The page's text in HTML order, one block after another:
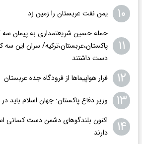
۱۰ یمن نفت عربستان را زمین زد
۱۱
حمله حسین شریعتمداری به پیمان سه
پاکستان،عربستان،ترکیه/ سران این سه
دست داشتند
۱۲ فرار هواپیماها از فرودگاه جده عربستان
۱۳ وزیر دفاع پاکستان: جهان اسلام باید
۱۴
اکنون بلندگوهای دشمن دست کسانی
دارند